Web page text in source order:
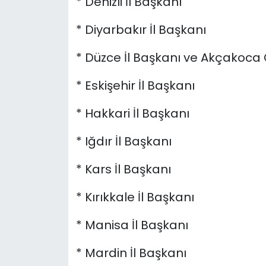
* Diyarbakır İl Başkanı
* Düzce İl Başkanı ve Akçakoca
* Eskişehir İl Başkanı
* Hakkari İl Başkanı
* Iğdır İl Başkanı
* Kars İl Başkanı
* Kırıkkale İl Başkanı
* Manisa İl Başkanı
* Mardin İl Başkanı